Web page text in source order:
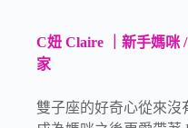
C妞 Claire ｜新手媽咪
家
雙子座的好奇心從來沒